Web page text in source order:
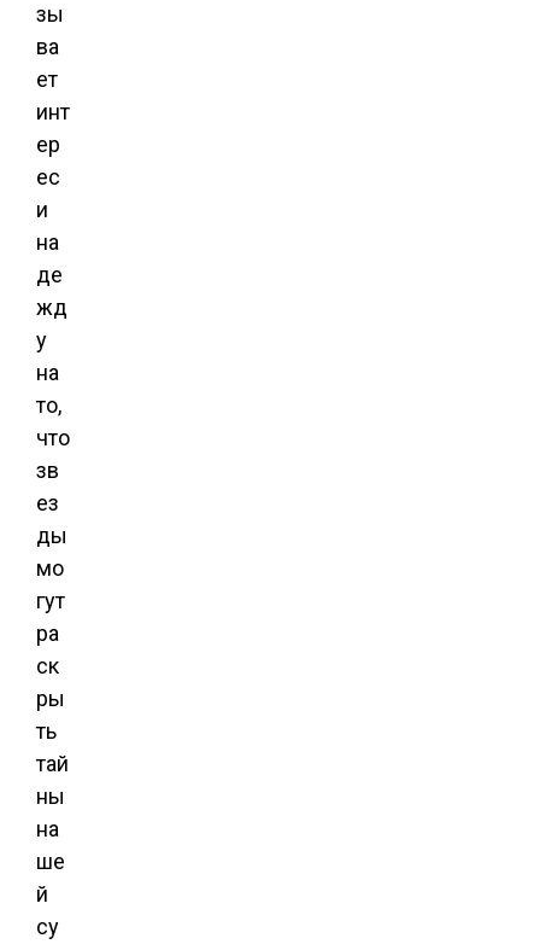
зы
ва
ет
инт
ер
ес
и
на
де
жд
у
на
то,
что
зв
ез
ды
мо
гут
ра
ск
ры
ть
тай
ны
на
ше
й
су